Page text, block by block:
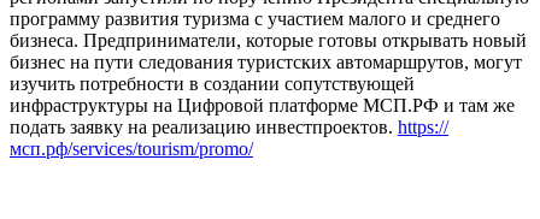
программу развития туризма с участием малого и среднего
бизнеса. Предприниматели, которые готовы открывать новый
бизнес на пути следования туристских автомаршрутов, могут
изучить потребности в создании сопутствующей
инфраструктуры на Цифровой платформе МСП.РФ и там же
подать заявку на реализацию инвестпроектов. https://
мсп.рф/services/tourism/promo/